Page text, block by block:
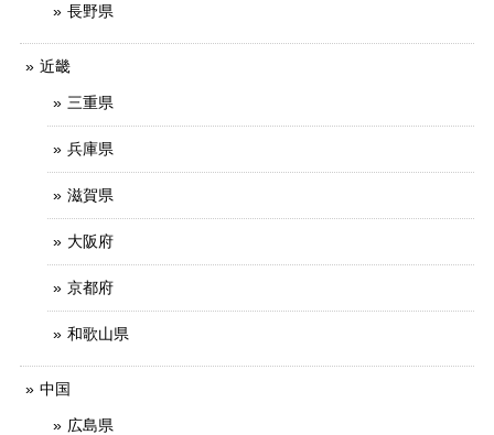
長野県
近畿
三重県
兵庫県
滋賀県
大阪府
京都府
和歌山県
中国
広島県